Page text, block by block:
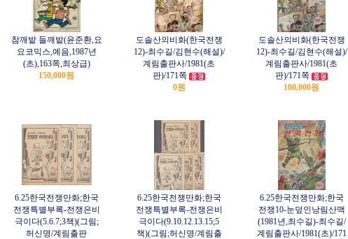
참깨밭 들깨밭(윤준환,요
요코믹스,예음,1987년
(초),163쪽,최상급)
150,000원
도솔산의비화(한국전쟁
12)-최수길/김현수(해설)/
계림출판사/1981(초
판)/171쪽
0원
도솔산의비화(한국전쟁
12)-최수길/김현수(해설)/
계림출판사/1981(초
판)/171쪽
100,000원
6.25한국전쟁만화;한국
전쟁특별부록-전쟁은비
극이다(5.6.7;3책)(그림;
허신명/계림출판
6.25한국전쟁만화;한국
전쟁특별부록-전쟁은비
극이다(9.10.12.13.15;5
책)(그림;허신명/계림출
6.25한국전쟁만화;한국
전쟁10-눈덮인낭림산맥
(1981년,최수길)-최수길/
계림출판사/1981(초)/171